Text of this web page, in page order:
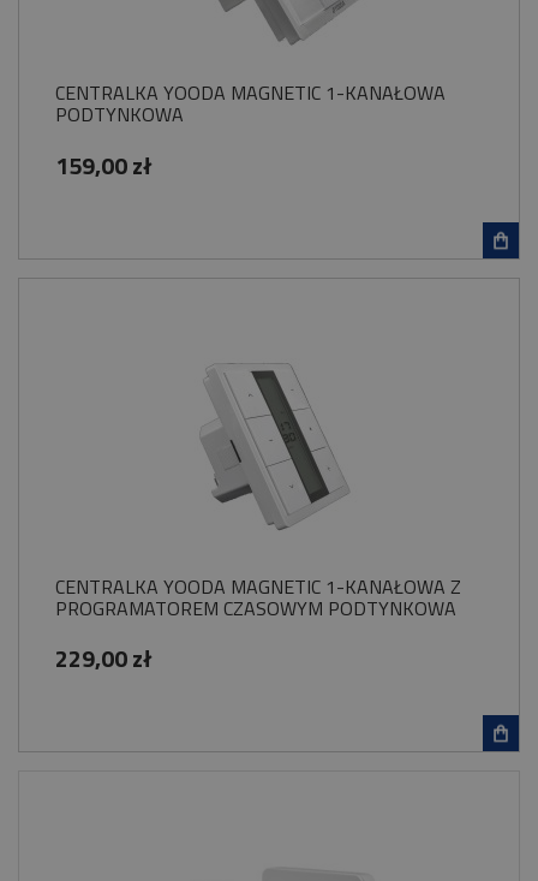
CENTRALKA YOODA MAGNETIC 1-KANAŁOWA
PODTYNKOWA
159,00 zł
CENTRALKA YOODA MAGNETIC 1-KANAŁOWA Z
PROGRAMATOREM CZASOWYM PODTYNKOWA
229,00 zł